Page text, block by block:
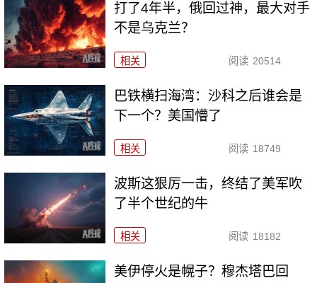
打了4年半，俄回过神，最大对手
不是乌克兰？
相关 阅读 20514
巴铁横扫海湾：沙科之后谁会是
下一个？美国懵了
相关 阅读 18749
波斯这狠厉一击，终结了美军吹
了半个世纪的牛
相关 阅读 18182
美伊停火是幌子？穆杰塔巴回